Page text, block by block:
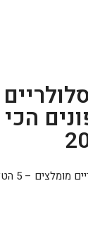
טלפונים